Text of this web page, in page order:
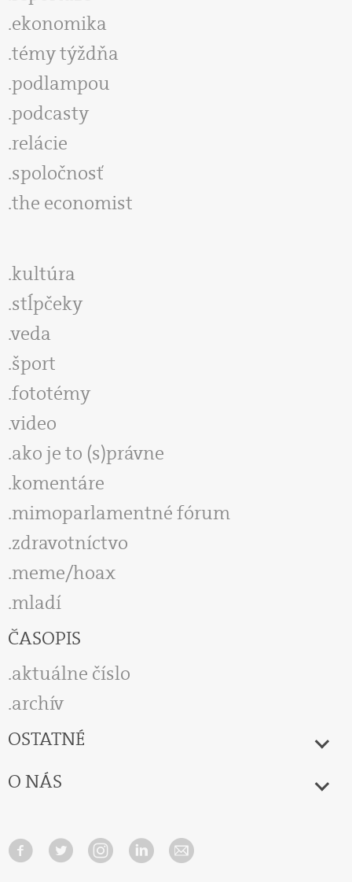
ekonomika
témy týždňa
podlampou
podcasty
relácie
spoločnosť
the economist
kultúra
stĺpčeky
veda
šport
fototémy
video
ako je to (s)právne
komentáre
mimoparlamentné fórum
zdravotníctvo
meme/hoax
mladí
ČASOPIS
aktuálne číslo
archív
OSTATNÉ
O NÁS